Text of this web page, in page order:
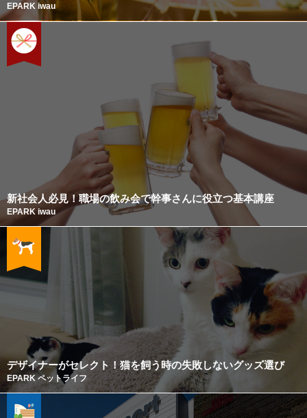
EPARK iwau
新社会人必見！職場の飲み会で幹事さんに役立つ基本講座
EPARK iwau
デザイナーがセレクト！猫を飼う時の失敗しないグッズ選び
EPARK ペットライフ